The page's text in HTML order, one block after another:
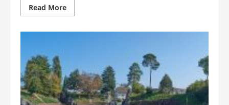
Read MoreRead
more
Pertengahan
di
Atas
Sungai
Rhein